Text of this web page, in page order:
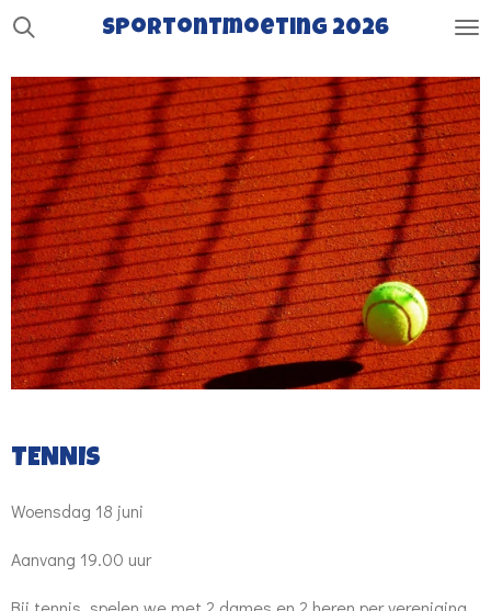
Ga
naar
de
hoofdinhoud
Sportontmoeting 2026
TENNIS
Woensdag 18 juni
Aanvang 19.00 uur